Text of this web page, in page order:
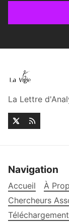
La Lettre
Navigation
Accueil À
Chercheurs